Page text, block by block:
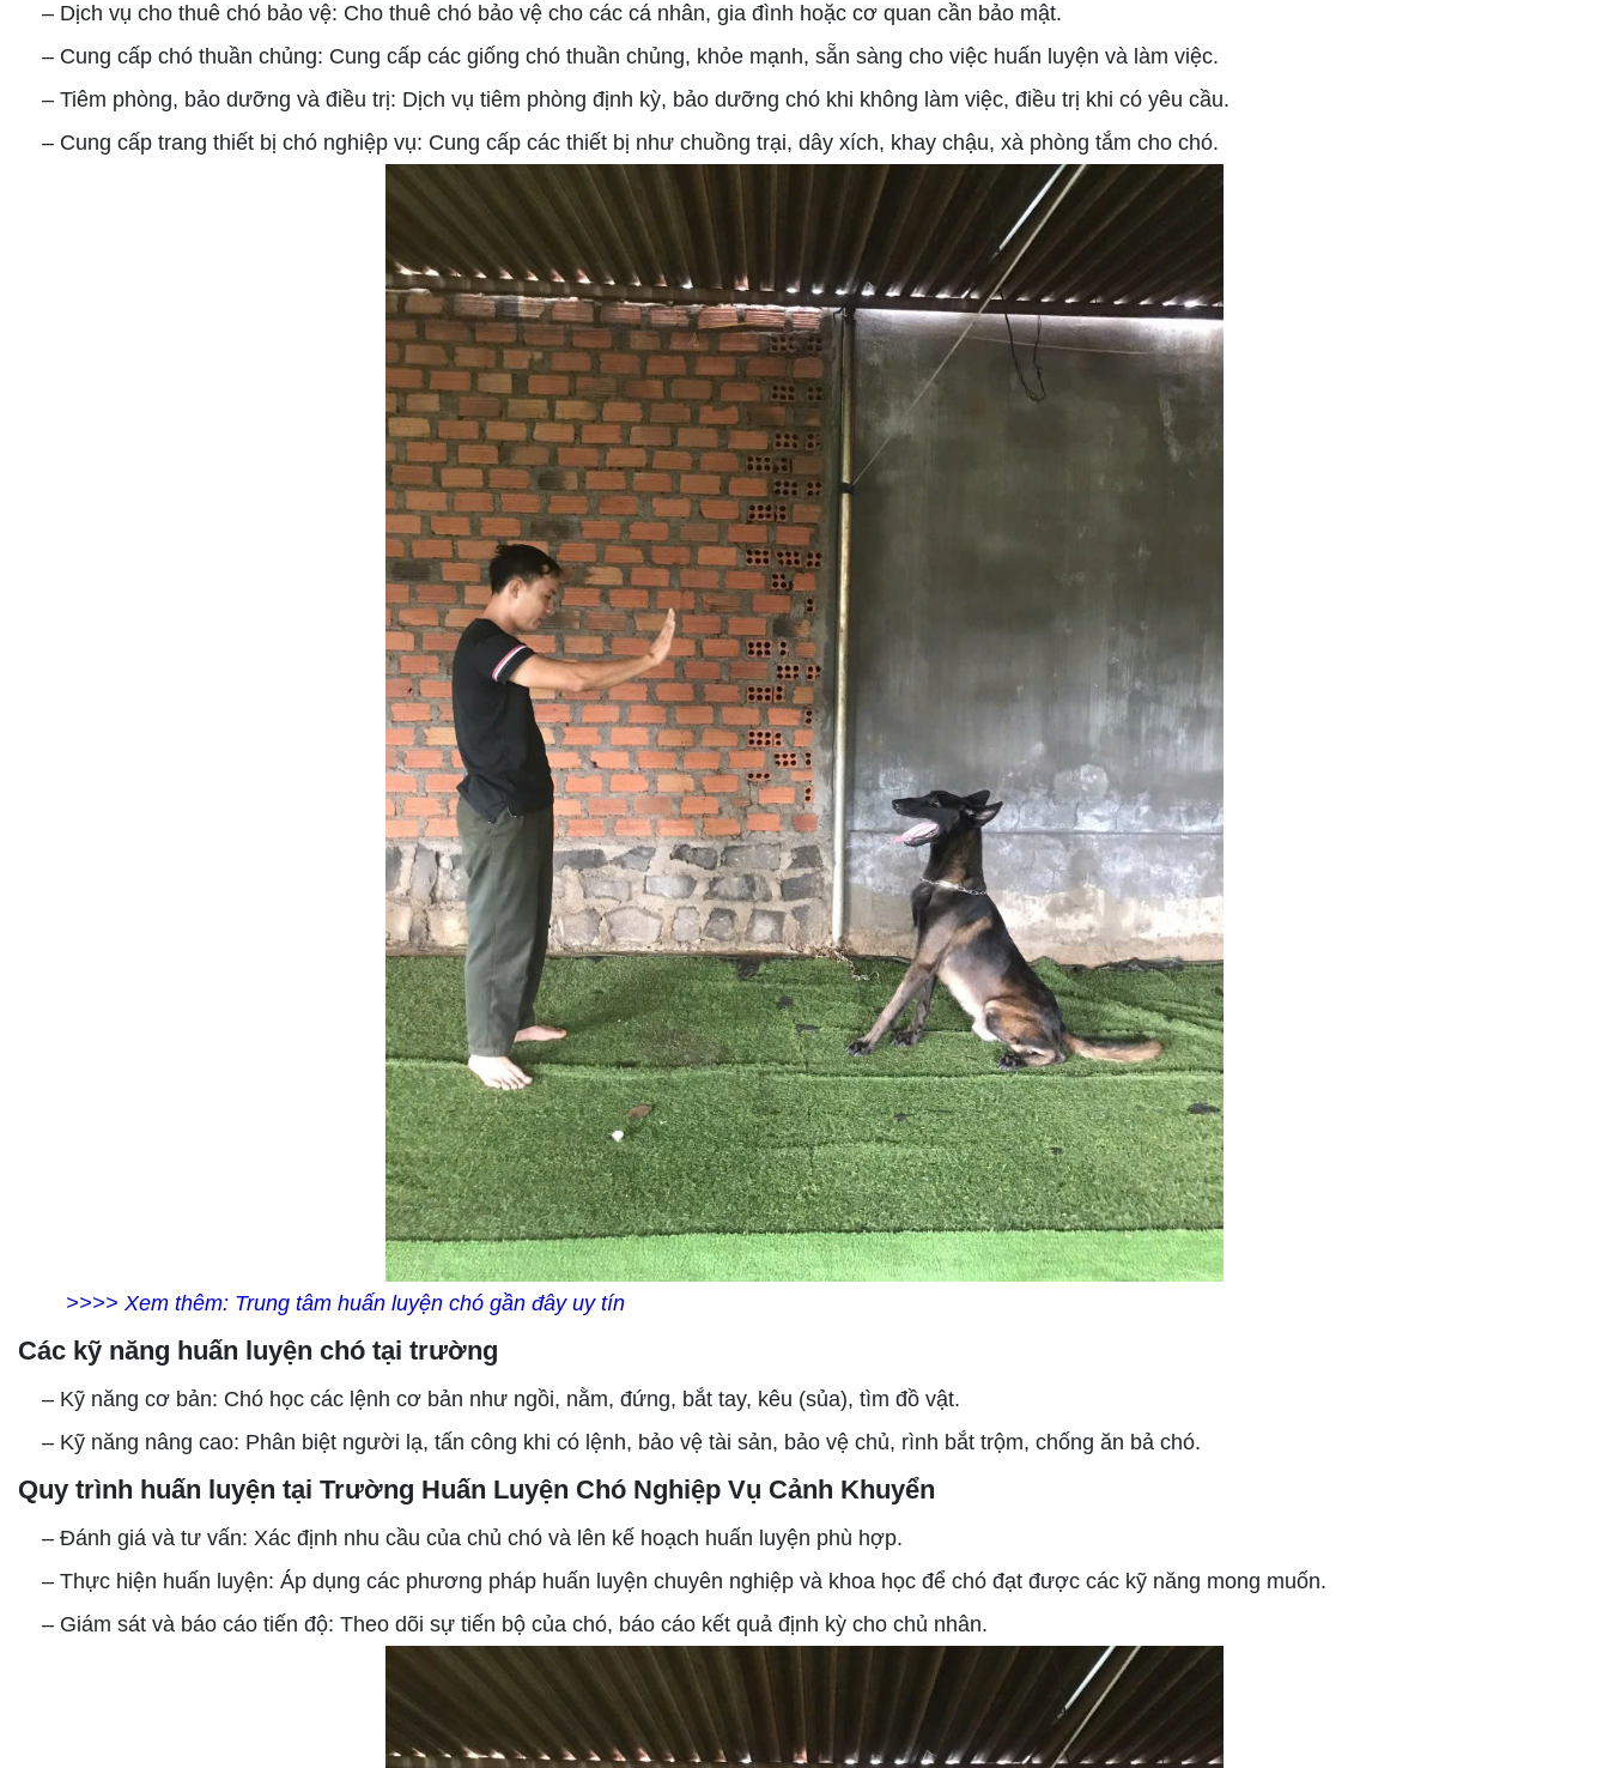
– Dịch vụ cho thuê chó bảo vệ: Cho thuê chó bảo vệ cho các cá nhân, gia đình hoặc cơ quan cần bảo mật.
– Cung cấp chó thuần chủng: Cung cấp các giống chó thuần chủng, khỏe mạnh, sẵn sàng cho việc huấn luyện và làm việc.
– Tiêm phòng, bảo dưỡng và điều trị: Dịch vụ tiêm phòng định kỳ, bảo dưỡng chó khi không làm việc, điều trị khi có yêu cầu.
– Cung cấp trang thiết bị chó nghiệp vụ: Cung cấp các thiết bị như chuồng trại, dây xích, khay chậu, xà phòng tắm cho chó.
>>>> Xem thêm: Trung tâm huấn luyện chó gần đây uy tín
Các kỹ năng huấn luyện chó tại trường
– Kỹ năng cơ bản: Chó học các lệnh cơ bản như ngồi, nằm, đứng, bắt tay, kêu (sủa), tìm đồ vật.
– Kỹ năng nâng cao: Phân biệt người lạ, tấn công khi có lệnh, bảo vệ tài sản, bảo vệ chủ, rình bắt trộm, chống ăn bả chó.
Quy trình huấn luyện tại Trường Huấn Luyện Chó Nghiệp Vụ Cảnh Khuyển
– Đánh giá và tư vấn: Xác định nhu cầu của chủ chó và lên kế hoạch huấn luyện phù hợp.
– Thực hiện huấn luyện: Áp dụng các phương pháp huấn luyện chuyên nghiệp và khoa học để chó đạt được các kỹ năng mong muốn.
– Giám sát và báo cáo tiến độ: Theo dõi sự tiến bộ của chó, báo cáo kết quả định kỳ cho chủ nhân.